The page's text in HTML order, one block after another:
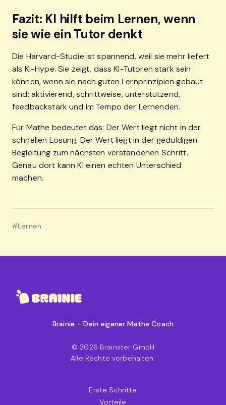
Fazit: KI hilft beim Lernen, wenn
sie wie ein Tutor denkt
Die Harvard-Studie ist spannend, weil sie mehr liefert
als KI-Hype. Sie zeigt, dass KI-Tutoren stark sein
können, wenn sie nach guten Lernprinzipien gebaut
sind: aktivierend, schrittweise, unterstützend,
feedbackstark und im Tempo der Lernenden.
Für Mathe bedeutet das: Der Wert liegt nicht in der
schnellen Lösung. Der Wert liegt in der geduldigen
Begleitung zum nächsten verstandenen Schritt.
Genau dort kann KI einen echten Unterschied
machen.
#Lernen
Brainie – Dein eigener Mathe Coach
© 2026 Brainster GmbH
Alle Rechte vorbehalten.
Erste Schritte
Vorteile